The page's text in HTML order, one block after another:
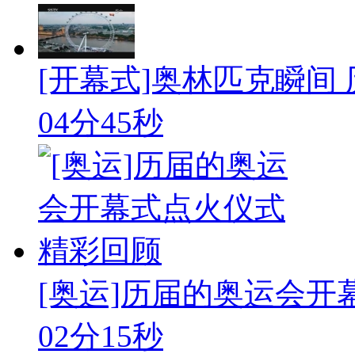
[开幕式]奥林匹克瞬间
04分45秒
[奥运]历届的奥运会开
02分15秒